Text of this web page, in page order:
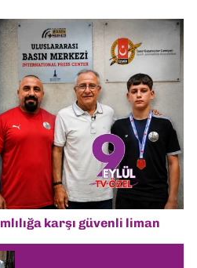
karşı güvenli liman